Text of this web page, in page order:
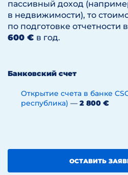
случаев
из
фирма,
иметь
Ниже представлена
агента:
Закупки товаров от
товары отгружаются
поставщиком
пассивный доход
в недвижимости), то
по подготовке отчетности
600 € в год.
Банковский счет
Открытие счета в банке
республика) — 2 800 €
ОСТАВИТЬ